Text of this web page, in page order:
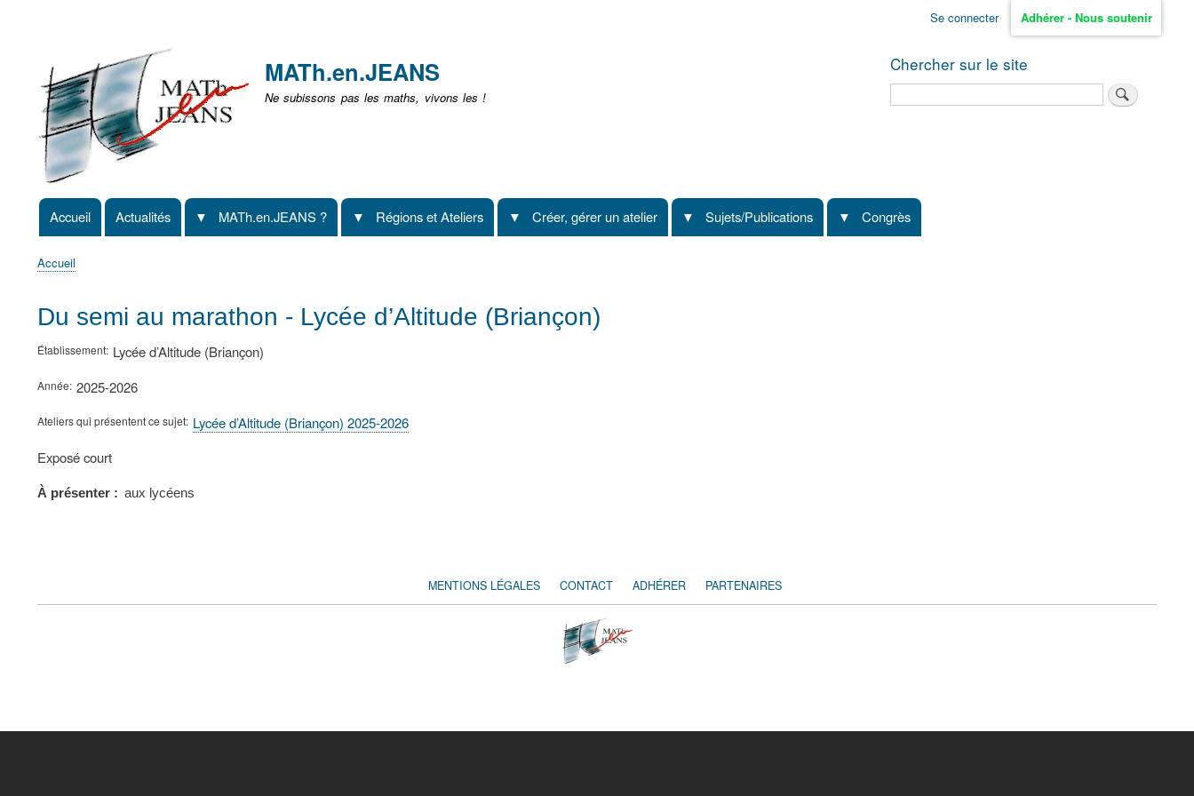
non
identifié
Se connecter Adhérer - Nous soutenir
MATh.en.JEANS
Ne subissons pas les maths, vivons les !
Chercher sur le site
Navigation
principale
Accueil Actualités MATh.en.JEANS ? Régions et Ateliers Créer, gérer un atelier Sujets/Publications Congrès
d'Ariane
Accueil
Du semi au marathon - Lycée d’Altitude (Briançon)
Établissement Lycée d’Altitude (Briançon)
Année 2025-2026
Ateliers qui présentent ce sujet Lycée d’Altitude (Briançon) 2025-2026
Type
présentation
Exposé court
À présenter aux lycéens
FOOTER
MENTIONS LÉGALES CONTACT ADHÉRER PARTENAIRES